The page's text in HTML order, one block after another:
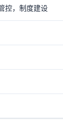
控，制度建设